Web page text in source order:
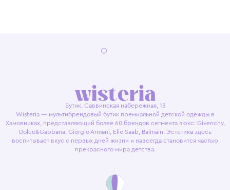
Бутик. Саввинская набережная, 13
Wisteria — мультибрендовый бутик премиальной детской одежды в
Хамовниках, представляющий более 60 брендов сегмента люкс: Givenchy,
Dolce&Gabbana, Giorgio Armani, Elie Saab, Balmain. Эстетика здесь
воспитывает вкус с первых дней жизни и навсегда становится частью
прекрасного мира детства.